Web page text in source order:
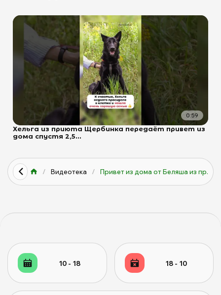
0:59
Хельга из приюта Щербинка передаёт привет из
дома спустя 2,5...
/ Видеотека / Привет из дома от Беляша из пр...
10 - 18 18 - 10